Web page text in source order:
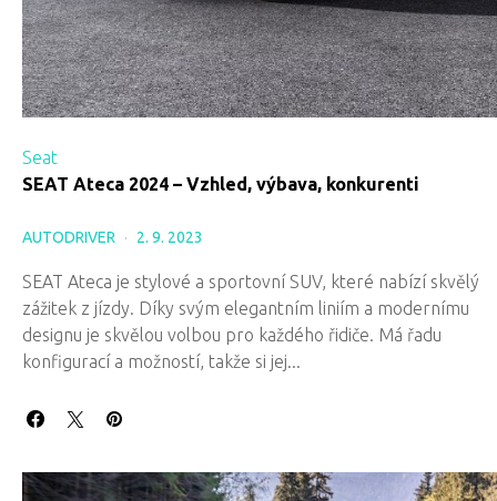
Seat
SEAT Ateca 2024 – Vzhled, výbava, konkurenti
AUTODRIVER 2. 9. 2023
SEAT Ateca je stylové a sportovní SUV, které nabízí skvělý
zážitek z jízdy. Díky svým elegantním liniím a modernímu
designu je skvělou volbou pro každého řidiče. Má řadu
konfigurací a možností, takže si jej...